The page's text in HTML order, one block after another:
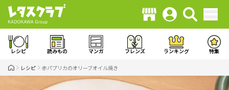
レシピ 読みもの マンガ フレンズ ランキング 特集
レシピ 赤パプリカのオリーブオイル焼き